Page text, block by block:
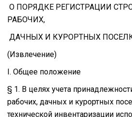
О ПОРЯДКЕ РЕГИСТРАЦИИ
РАБОЧИХ,
ДАЧНЫХ И КУРОРТНЫХ
(Извлечение)
I. Общее положение
§ 1. В целях учета
рабочих, дачных и курортных
технической инвентаризации